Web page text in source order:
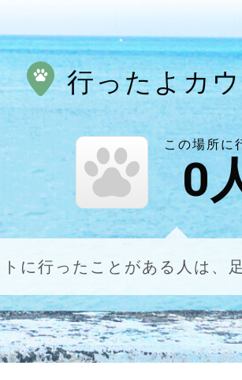
行ったよカ
この場所に
0
に行ったことがある人は、